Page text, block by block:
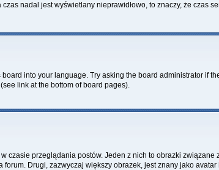
nadal jest wyświetlany nieprawidłowo, to znaczy, że czas
into your language. Try asking the board administrator if
link at the bottom of board pages).
czasie przeglądania postów. Jeden z nich to obrazki
Drugi, zazwyczaj większy obrazek, jest znany jako